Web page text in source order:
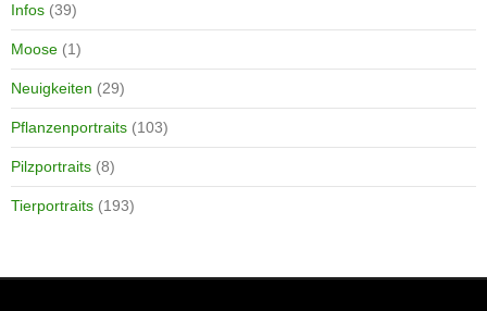
Infos (39)
Moose (1)
Neuigkeiten (29)
Pflanzenportraits (103)
Pilzportraits (8)
Tierportraits (193)